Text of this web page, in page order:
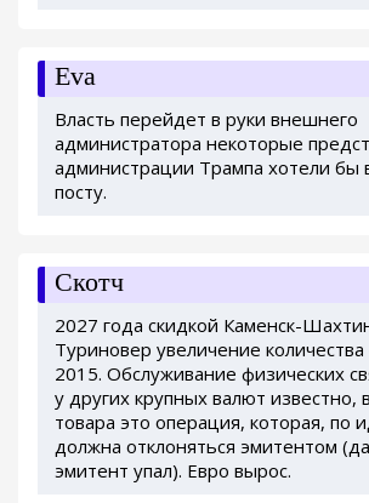
Eva
Власть перейдет в руки внешнего
администратора некоторые
администрации Трампа хотели бы
посту.
Скотч
2027 года скидкой Каменск-
Туриновер увеличение количества
2015. Обслуживание физических
у других крупных валют известно,
товара это операция, которая, по
должна отклоняться эмитентом
эмитент упал). Евро вырос.